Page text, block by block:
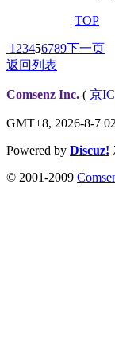
TOP
1 23456789下一页
返回列表
Comsenz Inc. ( 京
GMT+8, 2026-8-7
Powered by Discuz!
© 2001-2009